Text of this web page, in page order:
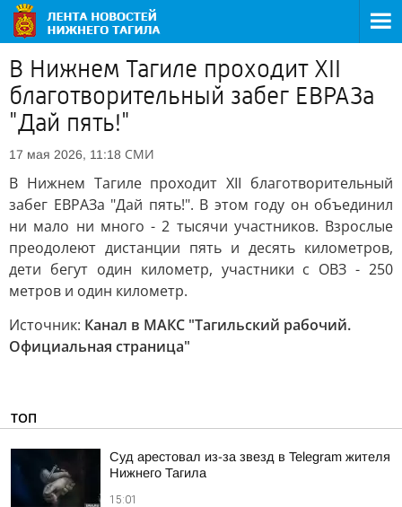
В Нижнем Тагиле проходит ХII
благотворительный забег ЕВРАЗа
"Дай пять!"
17 мая 2026, 11:18 СМИ
В Нижнем Тагиле проходит ХII благотворительный
забег ЕВРАЗа "Дай пять!". В этом году он объединил
ни мало ни много - 2 тысячи участников. Взрослые
преодолеют дистанции пять и десять километров,
дети бегут один километр, участники с ОВЗ - 250
метров и один километр.
Источник: Канал в МАКС "Тагильский рабочий.
Официальная страница"
ТОП
Суд арестовал из-за звезд в Telegram жителя
Нижнего Тагила
15:01